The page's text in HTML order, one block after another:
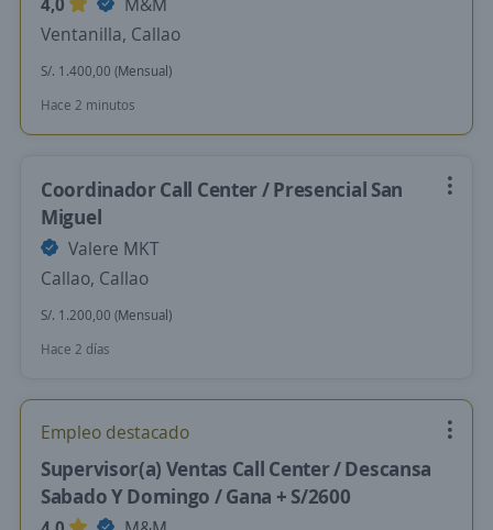
Ventanilla, Callao
S/. 1.400,00 (Mensual)
Hace 2 minutos
Coordinador Call Center / Presencial San
Miguel
Valere MKT
Callao, Callao
S/. 1.200,00 (Mensual)
Hace 2 días
Empleo destacado
Supervisor(a) Ventas Call Center / Descansa
Sabado Y Domingo / Gana + S/2600